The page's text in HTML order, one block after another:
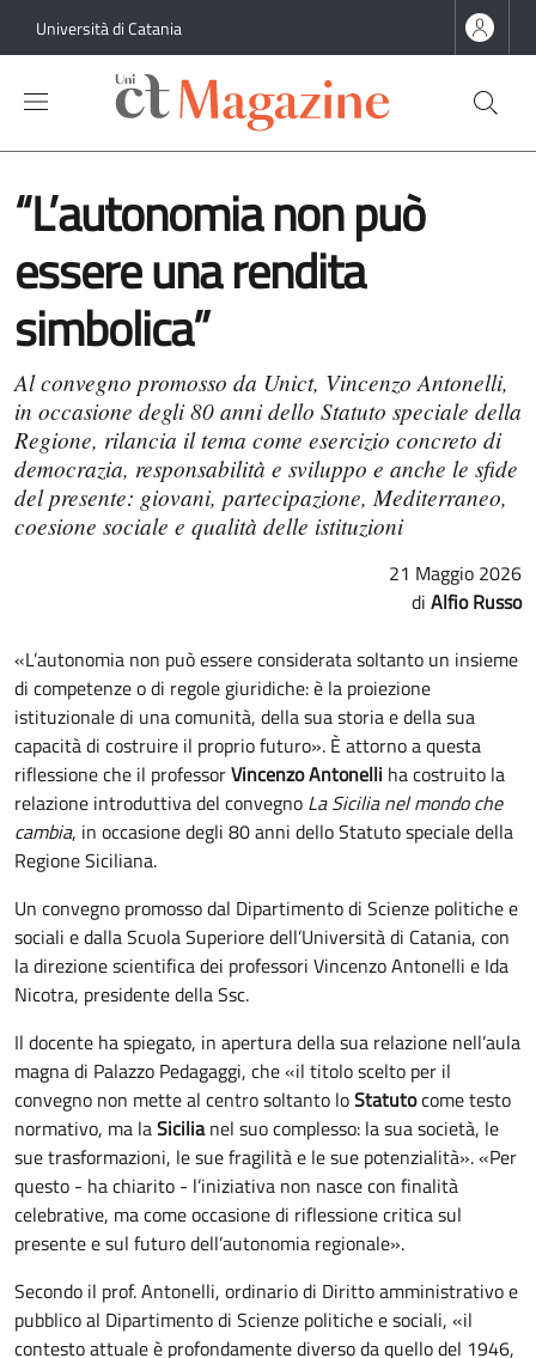
Università di Catania
“L’autonomia non può
essere una rendita
simbolica”
Al convegno promosso da Unict, Vincenzo Antonelli,
in occasione degli 80 anni dello Statuto speciale della
Regione, rilancia il tema come esercizio concreto di
democrazia, responsabilità e sviluppo e anche le sfide
del presente: giovani, partecipazione, Mediterraneo,
coesione sociale e qualità delle istituzioni
21 Maggio 2026
Alfio Russo
«L’autonomia non può essere considerata soltanto un insieme
di competenze o di regole giuridiche: è la proiezione
istituzionale di una comunità, della sua storia e della sua
capacità di costruire il proprio futuro». È attorno a questa
riflessione che il professorVincenzo Antonelli ha costruito la
relazione introduttiva del convegno La Sicilia nel mondo che
cambia, in occasione degli 80 anni dello Statuto speciale della
Regione Siciliana.
Un convegno promosso dal Dipartimento di Scienze politiche e
sociali e dalla Scuola Superiore dell’Università di Catania, con
la direzione scientifica dei professori Vincenzo Antonelli e Ida
Nicotra, presidente della Ssc.
Il docente ha spiegato, in apertura della sua relazione nell’aula
magna di Palazzo Pedagaggi, che «il titolo scelto per il
convegno non mette al centro soltanto loStatutocome testo
normativo, ma laSicilianel suo complesso: la sua società, le
sue trasformazioni, le sue fragilità e le sue potenzialità». «Per
questo - ha chiarito - l’iniziativa non nasce con finalità
celebrative, ma come occasione di riflessione critica sul
presente e sul futuro dell’autonomia regionale».
Secondo il prof. Antonelli, ordinario di Diritto amministrativo e
pubblico al Dipartimento di Scienze politiche e sociali, «il
contesto attuale è profondamente diverso da quello del 1946,